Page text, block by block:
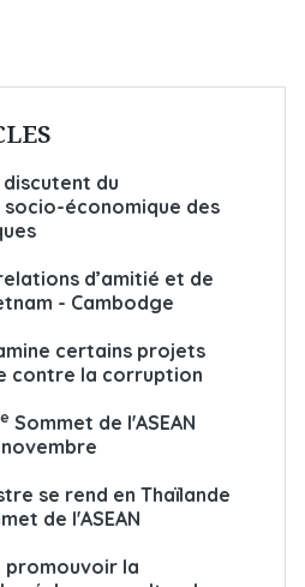
du
économique des
d’amitié et de
- Cambodge
certains projets
contre la corruption
e Sommet de l'ASEAN
se rend en Thaïlande
de l'ASEAN
promouvoir la